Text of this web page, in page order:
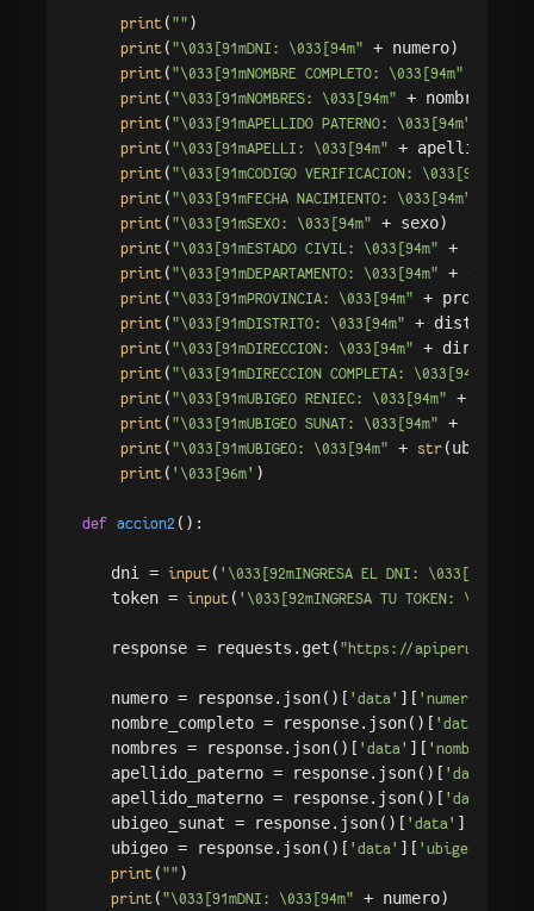
print ( "" )
print ( "\033[91mDNI: \033[94m" + numero)
print ( "\033[91mNOMBRE COMPLETO: \033[94m"
print ( "\033[91mNOMBRES: \033[94m" + nombres)
print ( "\033[91mAPELLIDO PATERNO: \033[94m"
print ( "\033[91mAPELLI: \033[94m" +
print ( "\033[91mCODIGO VERIFICACION: \033[94m"
print ( "\033[91mFECHA NACIMIENTO: \033[94m"
print ( "\033[91mSEXO: \033[94m" + sexo)
print ( "\033[91mESTADO CIVIL: \033[94m" +
print ( "\033[91mDEPARTAMENTO: \033[94m" +
print ( "\033[91mPROVINCIA: \033[94m" +
print ( "\033[91mDISTRITO: \033[94m" + distrito)
print ( "\033[91mDIRECCION: \033[94m" +
print ( "\033[91mDIRECCION COMPLETA: \033[94m"
print ( "\033[91mUBIGEO RENIEC: \033[94m" +
print ( "\033[91mUBIGEO SUNAT: \033[94m" +
print ( "\033[91mUBIGEO: \033[94m" + str (ubigeo))
print ( '\033[96m' )
def accion2 ():
   dni =
input ( '\033[92mINGRESA EL DNI: \033[93m'
   token =
input ( '\033[92mINGRESA TU TOKEN:
   response = requests.get(
"https://apiperu.dev/
   numero = response.json()[
'data' ][ 'numero'
   nombre_completo = response.json()[
'data'
   nombres = response.json()[
'data' ][ 'nombres'
   apellido_paterno = response.json()[
'data'
   apellido_materno = response.json()[
'data'
   ubigeo_sunat = response.json()[
'data' ][
   ubigeo = response.json()[
'data' ][ 'ubigeo'
print ( "" )
print ( "\033[91mDNI: \033[94m" + numero)